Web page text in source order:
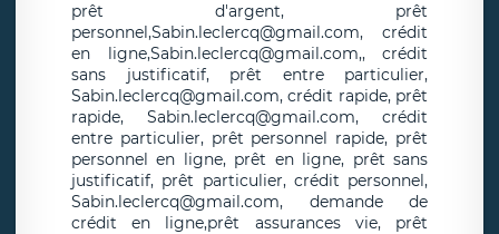
prêt d'argent, prêt
personnel,Sabin.leclercq@gmail.com, crédit
en ligne,Sabin.leclercq@gmail.com,, crédit
sans justificatif, prêt entre particulier,
Sabin.leclercq@gmail.com, crédit rapide, prêt
rapide, Sabin.leclercq@gmail.com, crédit
entre particulier, prêt personnel rapide, prêt
personnel en ligne, prêt en ligne, prêt sans
justificatif, prêt particulier, crédit personnel,
Sabin.leclercq@gmail.com, demande de
crédit en ligne,prêt assurances vie, prêt